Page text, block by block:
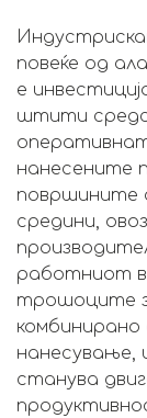
повеќе од
е
штити
нанесените
површините
средини,
работниот
трошоците
комбинирано
нанесување,
станува